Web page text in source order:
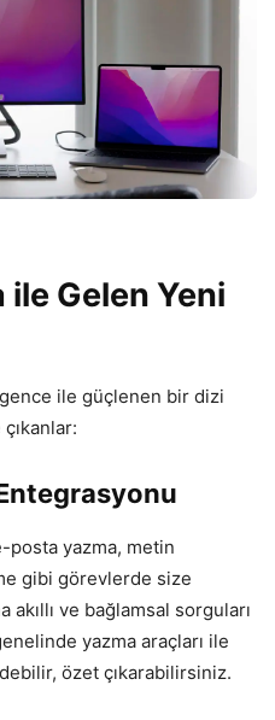
Gelen Yeni
ile güçlenen bir dizi
posta yazma, metin
gibi görevlerde size
akıllı ve bağlamsal sorguları
yazma araçları ile
özet çıkarabilirsiniz.